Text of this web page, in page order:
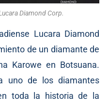
Diamond Corp.
Lucara Diamond
de un diamante de
Karowe en Botsuana.
uno de los diamantes
toda la historia de la